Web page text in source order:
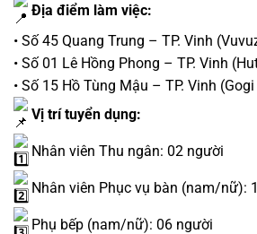
Địa điểm làm việc:
• Số 45 Quang Trung – TP. Vinh
• Số 01 Lê Hồng Phong – TP. Vinh
• Số 15 Hồ Tùng Mậu – TP. Vinh
Vị trí tuyển dụng:
Nhân viên Thu ngân: 02 người
Nhân viên Phục vụ bàn (nam/nữ):
Phụ bếp (nam/nữ): 06 người